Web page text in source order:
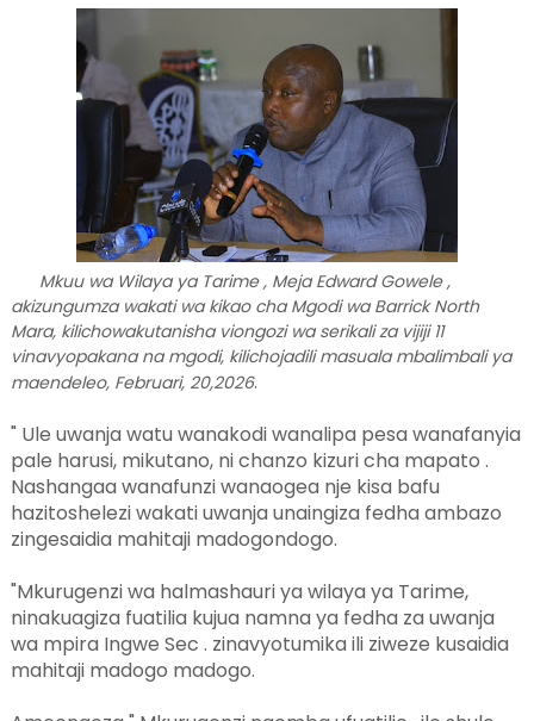
Mkuu wa Wilaya ya Tarime , Meja Edward Gowele ,
akizungumza wakati wa kikao cha Mgodi wa Barrick North
Mara, kilichowakutanisha viongozi wa serikali za vijiji 11
vinavyopakana na mgodi, kilichojadili masuala mbalimbali ya
maendeleo, Februari, 20,2026.
" Ule uwanja watu wanakodi wanalipa pesa wanafanyia
pale harusi, mikutano, ni chanzo kizuri cha mapato .
Nashangaa wanafunzi wanaogea nje kisa bafu
hazitoshelezi wakati uwanja unaingiza fedha ambazo
zingesaidia mahitaji madogondogo.
"Mkurugenzi wa halmashauri ya wilaya ya Tarime,
ninakuagiza fuatilia kujua namna ya fedha za uwanja
wa mpira Ingwe Sec . zinavyotumika ili ziweze kusaidia
mahitaji madogo madogo.